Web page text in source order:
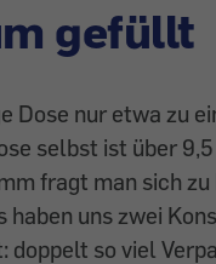
gefüllt
Dose nur etwa zu
selbst ist über
fragt man sich
haben uns zwei
so viel